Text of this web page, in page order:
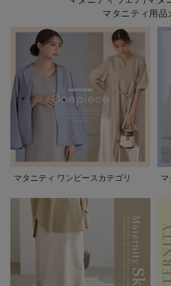
マタニティ用品
マタニティ ワンピースカテゴリ マ